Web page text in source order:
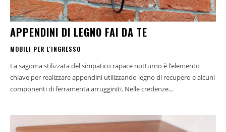
APPENDINI DI LEGNO FAI DA TE
MOBILI PER L'INGRESSO
La sagoma stilizzata del simpatico rapace notturno è l’elemento
chiave per realizzare appendini utilizzando legno di recupero e alcuni
componenti di ferramenta arrugginiti. Nelle credenze...